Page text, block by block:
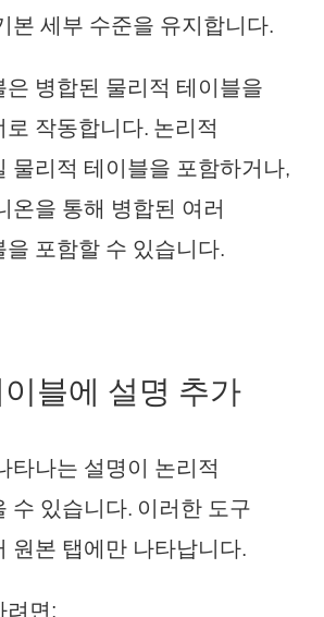
본 세부 수준을 유지합니다.
은 병합된 물리적 테이블을
작동합니다. 논리적
물리적 테이블을 포함하거나,
온을 통해 병합된 여러
포함할 수 있습니다.
블에 설명 추가
타나는 설명이 논리적
수 있습니다. 이러한 도구
원본 탭에만 나타납니다.
려면: